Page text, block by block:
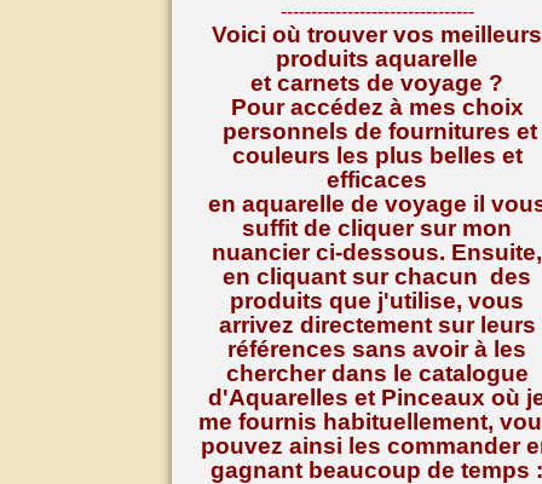
--------------------------------
Voici où trouver vos meilleurs
produits aquarelle
et carnets de voyage ?
Pour accédez à mes choix
personnels de fournitures et
couleurs les plus belles et
efficaces
en aquarelle de voyage il
suffit de cliquer sur mon
nuancier ci-dessous. Ensuite,
en cliquant sur chacun des
produits que j'utilise, vous
arrivez directement sur leurs
références sans avoir à les
chercher dans le catalogue
d'Aquarelles et Pinceaux où
me fournis habituellement,
pouvez ainsi les commander
gagnant beaucoup de temps :